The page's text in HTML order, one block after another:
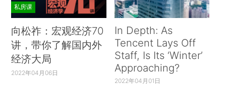
私房课
向松祚：宏观经济70
讲，带你了解国内外
经济大局
2022年04月06日
In Depth: As
Tencent Lays Off
Staff, Is Its ‘Winter’
Approaching?
2022年04月01日